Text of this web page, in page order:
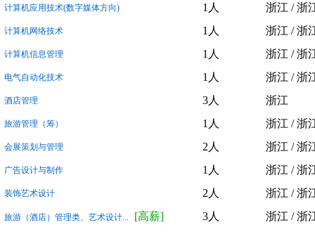
计算机应用技术(数字媒体方向) 1人 浙江 / 浙
计算机网络技术 1人 浙江 / 浙
计算机信息管理 1人 浙江 / 浙
电气自动化技术 1人 浙江 / 浙
酒店管理 3人 浙江
旅游管理（筹） 1人 浙江 / 浙
会展策划与管理 2人 浙江 / 浙
广告设计与制作 1人 浙江 / 浙
装饰艺术设计 2人 浙江 / 浙
旅游（酒店）管理类、艺术设计... [高薪] 3人 浙江 / 浙